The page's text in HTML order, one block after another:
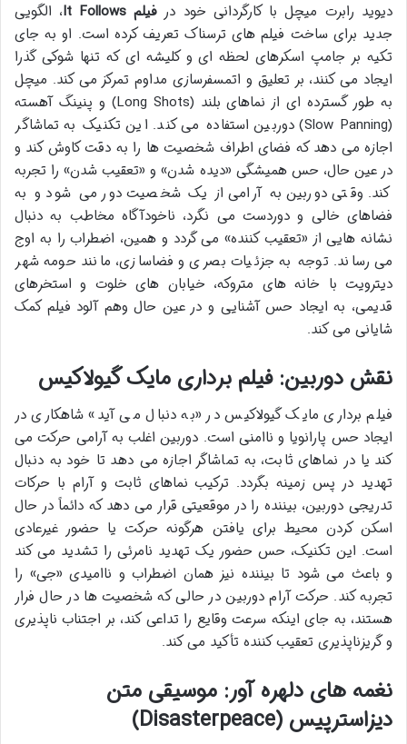
دیوید رابرت میچل با کارگردانی خود درفیلم It Follows
، الگویی
جدید برای ساخت فیلم های ترسناک تعریف کرده است. او به جای
تکیه بر جامپ اسکرهای لحظه ای و کلیشه ای که تنها شوکی گذرا
ایجاد می کنند، بر تعلیق و اتمسفرسازی مداوم تمرکز می کند. میچل
به طور گسترده ای از نماهای بلند (Long Shots) و پنینگ آهسته
(Slow Panning) دوربین استفاده می کند. این تکنیک به تماشاگر
اجازه می دهد که فضای اطراف شخصیت ها را به دقت کاوش کند و
در عین حال، حس همیشگی «دیده شدن» و «تعقیب شدن» را تجربه
کند. وقتی دوربین به آرامی از یک شخصیت دور می شود و به
فضاهای خالی و دوردست می نگرد، ناخودآگاه مخاطب به دنبال
نشانه هایی از «تعقیب کننده» می گردد و همین، اضطراب را به اوج
می رساند. توجه به جزئیات بصری و فضاسازی، مانند حومه شهر
دیترویت با خانه های متروکه، خیابان های خلوت و استخرهای
قدیمی، به ایجاد حس آشنایی و در عین حال وهم آلود فیلم کمک
شایانی می کند.
نقش دوربین: فیلم برداری مایک گیولاکیس
فیلم برداری مایک گیولاکیس در «به دنبال می آید» شاهکاری در
ایجاد حس پارانویا و ناامنی است. دوربین اغلب به آرامی حرکت می
کند یا در نماهای ثابت، به تماشاگر اجازه می دهد تا خود به دنبال
تهدید در پس زمینه بگردد. ترکیب نماهای ثابت و آرام با حرکات
تدریجی دوربین، بیننده را در موقعیتی قرار می دهد که دائماً در حال
اسکن کردن محیط برای یافتن هرگونه حرکت یا حضور غیرعادی
است. این تکنیک، حس حضور یک تهدید نامرئی را تشدید می کند
و باعث می شود تا بیننده نیز همان اضطراب و ناامیدی «جی» را
تجربه کند. حرکت آرام دوربین در حالی که شخصیت ها در حال فرار
هستند، به جای اینکه سرعت وقایع را تداعی کند، بر اجتناب ناپذیری
و گریزناپذیری تعقیب کننده تأکید می کند.
نغمه های دلهره آور: موسیقی متن
دیزاسترپیس (Disasterpeace)